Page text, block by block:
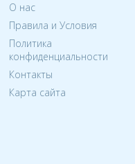
О нас
Правила и Условия
Политика
конфиденциальности
Контакты
Карта сайта